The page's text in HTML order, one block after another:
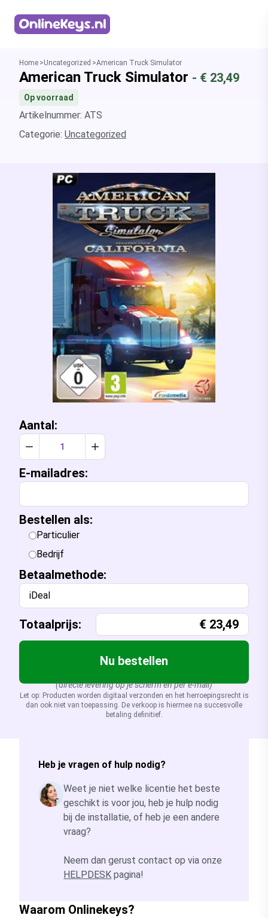
Home Uncategorized American Truck Simulator
American Truck Simulator - € 23,49
Op voorraad
Artikelnummer: ATS
Categorie: Uncategorized
Aantal:
Verlaag aantal met 1Verhoog aantal met 1
E-mailadres:
Bestellen als:
Particulier
Bedrijf
Betaalmethode:
iDeal
Totaalprijs: € 23,49
Nu bestellen
(directe levering op je scherm en per e-mail)
Let op: Producten worden digitaal verzonden en het herroepingsrecht is
dan ook niet van toepassing. De verkoop is hiermee na succesvolle
betaling definitief.
Heb je vragen of hulp nodig?
Weet je niet welke licentie het beste
geschikt is voor jou, heb je hulp nodig
bij de installatie, of heb je een andere
vraag?
Neem dan gerust contact op via onze
HELPDESK pagina!
Waarom Onlinekeys?